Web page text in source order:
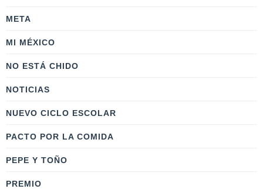
META
MI MÉXICO
NO ESTÁ CHIDO
NOTICIAS
NUEVO CICLO ESCOLAR
PACTO POR LA COMIDA
PEPE Y TOÑO
PREMIO